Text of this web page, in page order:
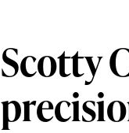
Scotty